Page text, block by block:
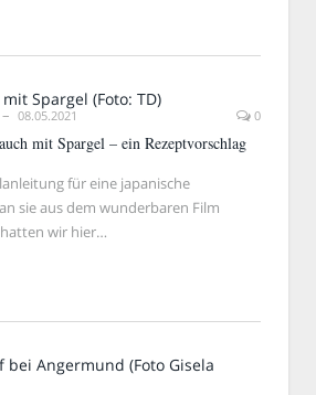
08.05.2021 0
mit Spargel – ein Rezeptvorschlag
für eine japanische
sie aus dem wunderbaren Film
wir hier…